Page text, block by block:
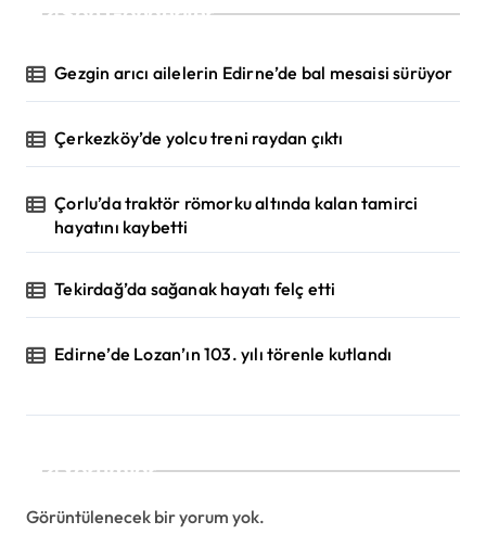
a
a
m
a
s
ı
Son Gönderiler
Gezgin arıcı ailelerin Edirne’de bal mesaisi sürüyor
Çerkezköy’de yolcu treni raydan çıktı
Çorlu’da traktör römorku altında kalan tamirci
hayatını kaybetti
Tekirdağ’da sağanak hayatı felç etti
Edirne’de Lozan’ın 103. yılı törenle kutlandı
Yorumlar
Görüntülenecek bir yorum yok.